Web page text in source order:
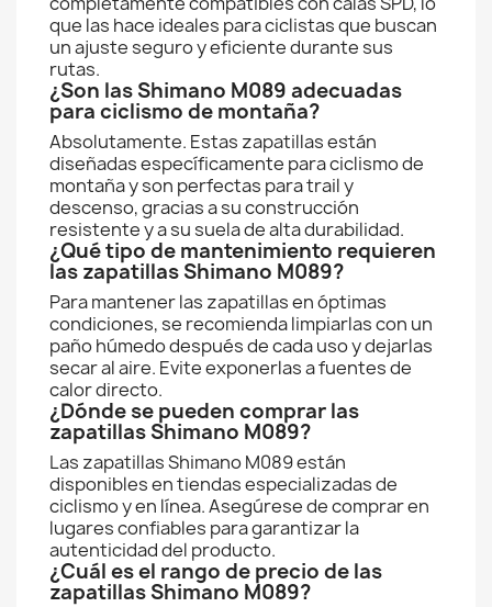
que las hace ideales para ciclistas que buscan
un ajuste seguro y eficiente durante sus
rutas.
¿Son las Shimano M089 adecuadas
para ciclismo de montaña?
Absolutamente. Estas zapatillas están
diseñadas específicamente para ciclismo de
montaña y son perfectas para trail y
descenso, gracias a su construcción
resistente y a su suela de alta durabilidad.
¿Qué tipo de mantenimiento requieren
las zapatillas Shimano M089?
Para mantener las zapatillas en óptimas
condiciones, se recomienda limpiarlas con un
paño húmedo después de cada uso y dejarlas
secar al aire. Evite exponerlas a fuentes de
calor directo.
¿Dónde se pueden comprar las
zapatillas Shimano M089?
Las zapatillas Shimano M089 están
disponibles en tiendas especializadas de
ciclismo y en línea. Asegúrese de comprar en
lugares confiables para garantizar la
autenticidad del producto.
¿Cuál es el rango de precio de las
zapatillas Shimano M089?